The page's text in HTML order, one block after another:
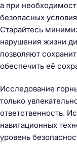
а при
безопасных
Старайтесь
нарушения жизни
позволяют
обеспечить её
Исследование
только
ответственность.
навигационных
уровень